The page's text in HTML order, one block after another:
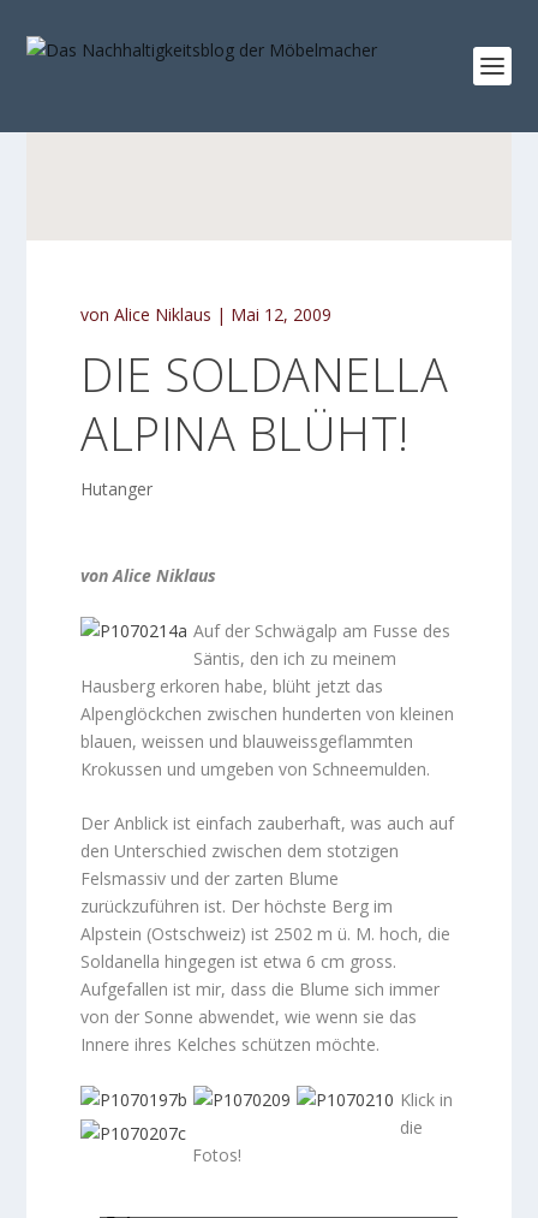
vonAlice Niklaus | Mai 12, 2009
DIE SOLDANELLA
ALPINA BLÜHT!
Hutanger
von Alice Niklaus
Auf der Schwägalp am Fusse des
Säntis, den ich zu meinem
Hausberg erkoren habe, blüht jetzt das
Alpenglöckchen zwischen hunderten von kleinen
blauen, weissen und blauweissgeflammten
Krokussen und umgeben von Schneemulden.
Der Anblick ist einfach zauberhaft, was auch auf
den Unterschied zwischen dem stotzigen
Felsmassiv und der zarten Blume
zurückzuführen ist. Der höchste Berg im
Alpstein (Ostschweiz) ist 2502 m ü. M. hoch, die
Soldanella hingegen ist etwa 6 cm gross.
Aufgefallen ist mir, dass die Blume sich immer
von der Sonne abwendet, wie wenn sie das
Innere ihres Kelches schützen möchte.
Klick in
die
Fotos!